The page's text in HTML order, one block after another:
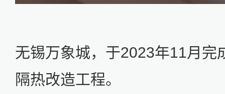
无锡万象城，于2023年11月完
隔热改造工程。